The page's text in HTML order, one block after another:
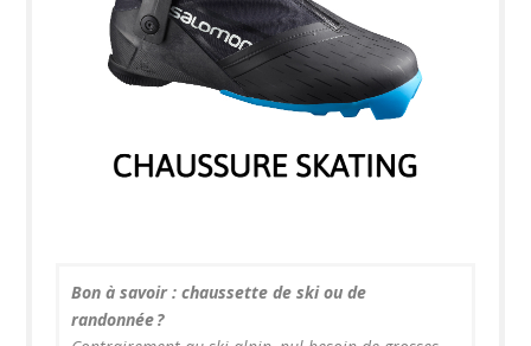
Bon à savoir : chaussette de ski ou de
randonnée ?